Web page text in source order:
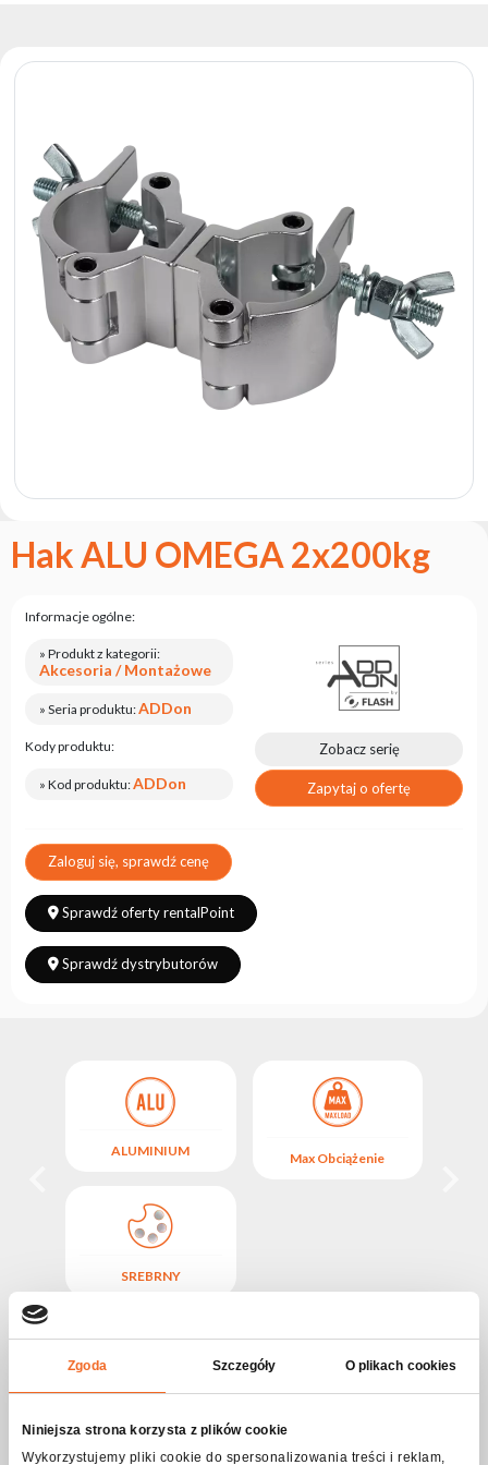
Zgoda Szczegóły O plikach cookies
Niniejsza strona korzysta z plików cookie
Wykorzystujemy pliki cookie do spersonalizowania treści i reklam,
Reflektory
Bateryjne
Outlet
Archiwum
produktów
Zobacz
także
marce
Regulamin
Kariera
Zgłoszenie
produktu
testach
Częste
Pytania
Wybierz
serię
Hak ALU OMEGA 2x200kg
Informacje ogólne:
» Produkt z kategorii:
Akcesoria / Montażowe
» Seria produktu:ADDon
Kody produktu:
» Kod produktu:ADDon
Zobacz serię
Zapytaj o ofertę
Zaloguj się, sprawdź cenę
Sprawdź oferty rentalPoint
Sprawdź dystrybutorów
ALUMINIUM
SREBRNY
Max Obciążenie
Opis produktu Hak ALU OMEGA 2x200kg
Profesjonalny podwójny uchwyt (hak) szybko montażowy, do
rurowych konstrukcjach aluminiowych o średnicy 50 mm.
zastosowaniu wygodnej śrubie motylkowej a jego solidna